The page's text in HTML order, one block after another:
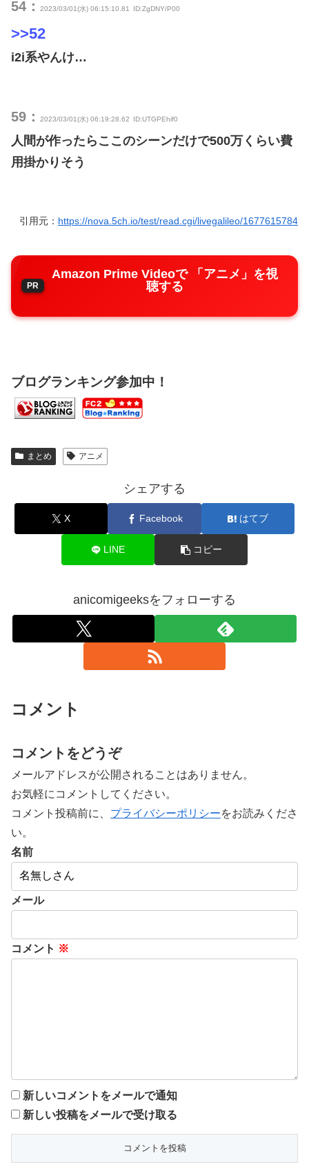
54： 2023/03/01(水) 06:15:10.81 ID:ZgDNY/P00
>>52
i2i系やんけ…
59： 2023/03/01(水) 06:19:28.62 ID:UTGPEhif0
人間が作ったらここのシーンだけで500万くらい費
用掛かりそう
引用元： https://nova.5ch.io/test/read.cgi/livegalileo/1677615784
Amazon Prime Videoで 「アニメ」を視
聴する
ブログランキング参加中！
まとめ アニメ
シェアする
X Facebook はてブ
LINE コピー
anicomigeeksをフォローする
コメント
コメントをどうぞ
メールアドレスが公開されることはありません。
お気軽にコメントしてください。
コメント投稿前に、 プライバシーポリシーをお読みくださ
い。
名前
メール
コメント ※
新しいコメントをメールで通知
新しい投稿をメールで受け取る